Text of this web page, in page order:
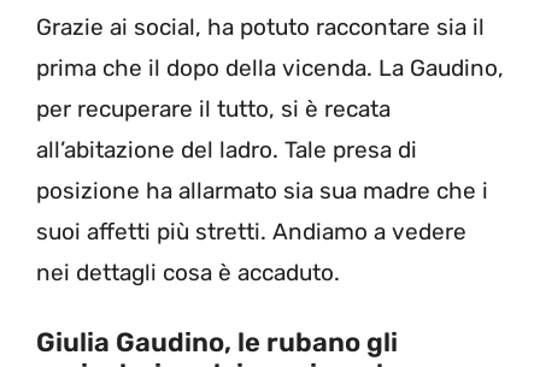
Grazie ai social, ha potuto raccontare sia il
prima che il dopo della vicenda. La Gaudino,
per recuperare il tutto, si è recata
all’abitazione del ladro. Tale presa di
posizione ha allarmato sia sua madre che i
suoi affetti più stretti. Andiamo a vedere
nei dettagli cosa è accaduto.
Giulia Gaudino, le rubano gli